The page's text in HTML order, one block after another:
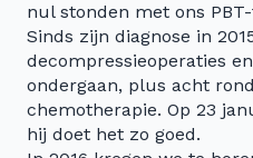
nul stonden met ons
Sinds zijn diagnose in
decompressieoperaties
ondergaan, plus acht
chemotherapie. Op 23
hij doet het zo goed.